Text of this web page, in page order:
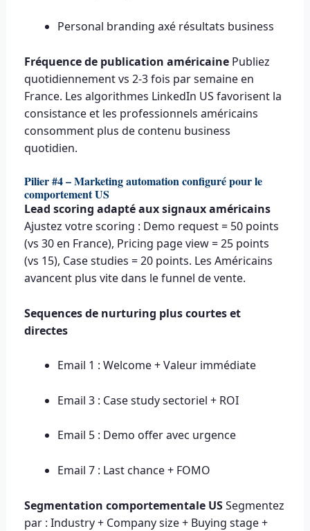
Personal branding axé résultats business
Fréquence de publication américaine Publiez
quotidiennement vs 2-3 fois par semaine en
France. Les algorithmes LinkedIn US favorisent la
consistance et les professionnels américains
consomment plus de contenu business
quotidien.
Pilier #4 – Marketing automation configuré pour le
comportement US
Lead scoring adapté aux signaux américains
Ajustez votre scoring : Demo request = 50 points
(vs 30 en France), Pricing page view = 25 points
(vs 15), Case studies = 20 points. Les Américains
avancent plus vite dans le funnel de vente.
Sequences de nurturing plus courtes et
directes
Email 1 : Welcome + Valeur immédiate
Email 3 : Case study sectoriel + ROI
Email 5 : Demo offer avec urgence
Email 7 : Last chance + FOMO
Segmentation comportementale USSegmentez
par : Industry + Company size + Buying stage +